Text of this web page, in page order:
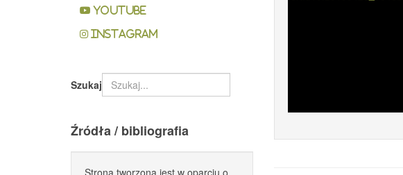
YouTube
Instagram
Szukaj
Źródła / bibliografia
Strona tworzona jest w oparciu o